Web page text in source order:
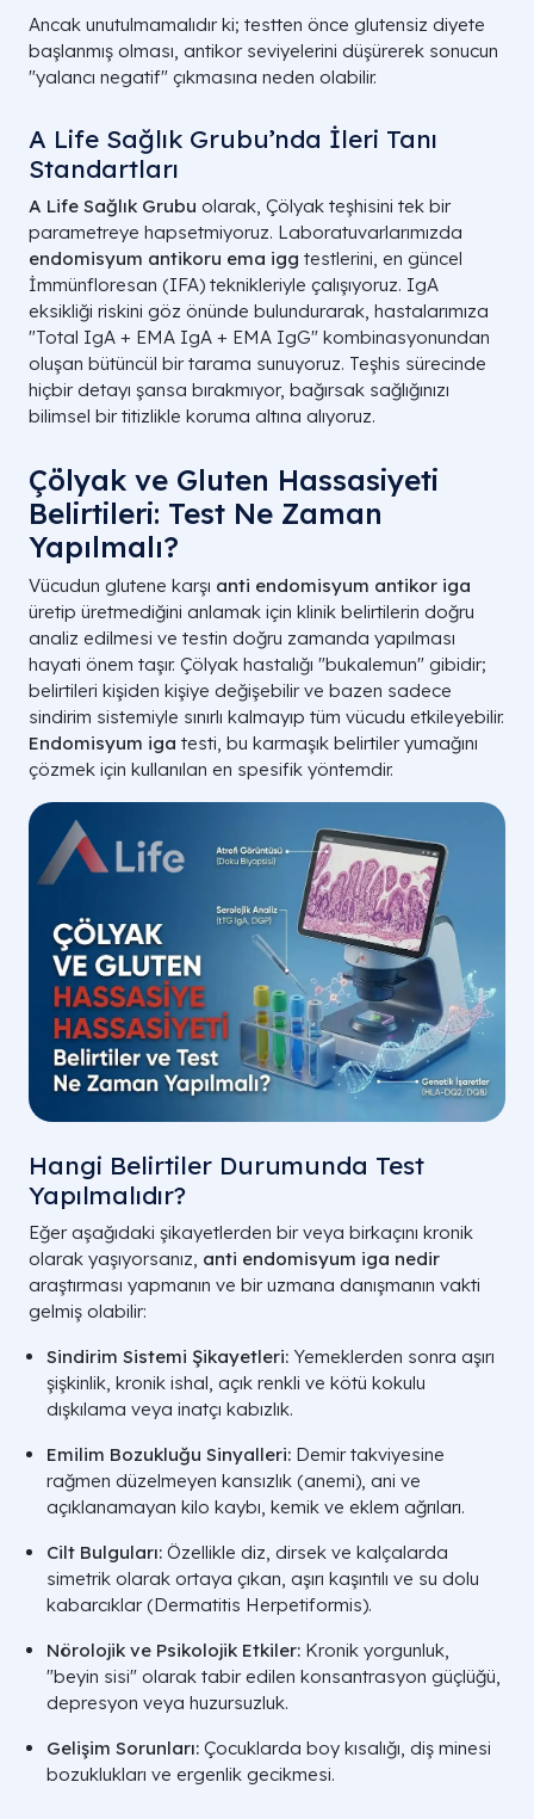
Ancak unutulmamalıdır ki; testten önce glutensiz diyete
başlanmış olması, antikor seviyelerini düşürerek sonucun
"yalancı negatif" çıkmasına neden olabilir.
A Life Sağlık Grubu’nda İleri Tanı
Standartları
A Life Sağlık Grubu olarak, Çölyak teşhisini tek bir
parametreye hapsetmiyoruz. Laboratuvarlarımızda
endomisyum antikoru ema igg testlerini, en güncel
İmmünfloresan (IFA) teknikleriyle çalışıyoruz. IgA
eksikliği riskini göz önünde bulundurarak, hastalarımıza
"Total IgA + EMA IgA + EMA IgG" kombinasyonundan
oluşan bütüncül bir tarama sunuyoruz. Teşhis sürecinde
hiçbir detayı şansa bırakmıyor, bağırsak sağlığınızı
bilimsel bir titizlikle koruma altına alıyoruz.
Çölyak ve Gluten Hassasiyeti
Belirtileri: Test Ne Zaman
Yapılmalı?
Vücudun glutene karşı anti endomisyum antikor iga
üretip üretmediğini anlamak için klinik belirtilerin doğru
analiz edilmesi ve testin doğru zamanda yapılması
hayati önem taşır. Çölyak hastalığı "bukalemun" gibidir;
belirtileri kişiden kişiye değişebilir ve bazen sadece
sindirim sistemiyle sınırlı kalmayıp tüm vücudu etkileyebilir.
Endomisyum iga testi, bu karmaşık belirtiler yumağını
çözmek için kullanılan en spesifik yöntemdir.
Hangi Belirtiler Durumunda Test
Yapılmalıdır?
Eğer aşağıdaki şikayetlerden bir veya birkaçını kronik
olarak yaşıyorsanız, anti endomisyum iga nedir
araştırması yapmanın ve bir uzmana danışmanın vakti
gelmiş olabilir:
Sindirim Sistemi Şikayetleri: Yemeklerden sonra aşırı
şişkinlik, kronik ishal, açık renkli ve kötü kokulu
dışkılama veya inatçı kabızlık.
Emilim Bozukluğu Sinyalleri: Demir takviyesine
rağmen düzelmeyen kansızlık (anemi), ani ve
açıklanamayan kilo kaybı, kemik ve eklem ağrıları.
Cilt Bulguları: Özellikle diz, dirsek ve kalçalarda
simetrik olarak ortaya çıkan, aşırı kaşıntılı ve su dolu
kabarcıklar (Dermatitis Herpetiformis).
Nörolojik ve Psikolojik Etkiler: Kronik yorgunluk,
"beyin sisi" olarak tabir edilen konsantrasyon güçlüğü,
depresyon veya huzursuzluk.
Gelişim Sorunları: Çocuklarda boy kısalığı, diş minesi
bozuklukları ve ergenlik gecikmesi.